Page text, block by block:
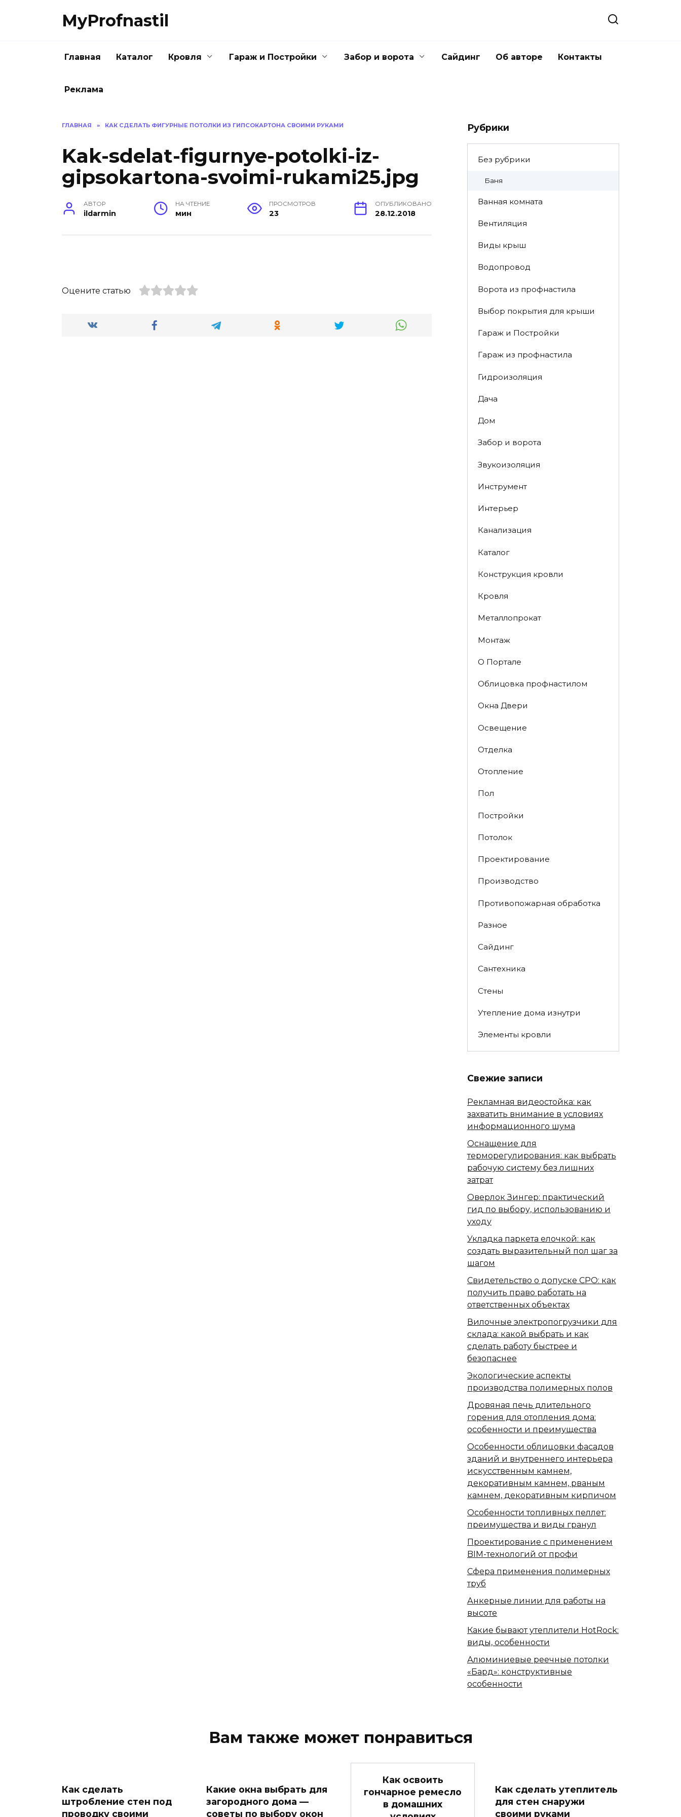
MyProfnastil
Главная Каталог Кровля Гараж и Постройки Забор и ворота Сайдинг Об авторе Контакты
Реклама
ГЛАВНАЯ » КАК СДЕЛАТЬ ФИГУРНЫЕ ПОТОЛКИ ИЗ ГИПСОКАРТОНА СВОИМИ РУКАМИ
Kak-sdelat-figurnye-potolki-iz-
gipsokartona-svoimi-rukami25.jpg
АВТОР
ildarmin
НА ЧТЕНИЕ
мин
ПРОСМОТРОВ
23
ОПУБЛИКОВАНО
28.12.2018
Оцените статью
Рубрики
Без рубрики
Баня
Ванная комната
Вентиляция
Виды крыш
Водопровод
Ворота из профнастила
Выбор покрытия для крыши
Гараж и Постройки
Гараж из профнастила
Гидроизоляция
Дача
Дом
Забор и ворота
Звукоизоляция
Инструмент
Интерьер
Канализация
Каталог
Конструкция кровли
Кровля
Металлопрокат
Монтаж
О Портале
Облицовка профнастилом
Окна Двери
Освещение
Отделка
Отопление
Пол
Постройки
Потолок
Проектирование
Производство
Противопожарная обработка
Разное
Сайдинг
Сантехника
Стены
Утепление дома изнутри
Элементы кровли
Свежие записи
Рекламная видеостойка: как
захватить внимание в условиях
информационного шума
Оснащение для
терморегулирования: как выбрать
рабочую систему без лишних
затрат
Оверлок Зингер: практический
гид по выбору, использованию и
уходу
Укладка паркета елочкой: как
создать выразительный пол шаг за
шагом
Свидетельство о допуске СРО: как
получить право работать на
ответственных объектах
Вилочные электропогрузчики для
склада: какой выбрать и как
сделать работу быстрее и
безопаснее
Экологические аспекты
производства полимерных полов
Дровяная печь длительного
горения для отопления дома:
особенности и преимущества
Особенности облицовки фасадов
зданий и внутреннего интерьера
искусственным камнем,
декоративным камнем, рваным
камнем, декоративным кирпичом
Особенности топливных пеллет:
преимущества и виды гранул
Проектирование с применением
BIM-технологий от профи
Сфера применения полимерных
труб
Анкерные линии для работы на
высоте
Какие бывают утеплители HotRock:
виды, особенности
Алюминиевые реечные потолки
«Бард»: конструктивные
особенности
Вам также может понравиться
Как сделать
штробление стен под
проводку своими
Какие окна выбрать для
загородного дома —
советы по выбору окон
Как освоить
гончарное ремесло
в домашних
Как сделать утеплитель
для стен снаружи
своими руками